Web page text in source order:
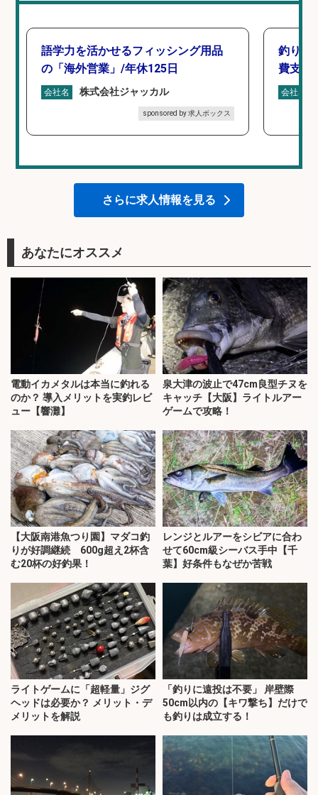
語学力を活かせるフィッシング用品
の「海外営業」/年休125日
会社名 株式会社ジャッカル
sponsored by 求人ボックス
釣り具
費支給
会社名
さらに求人情報を見る
あなたにオススメ
電動イカメタルは本当に釣れる
のか？ 導入メリットを実釣レビ
ュー【響灘】
泉大津の波止で47cm良型チヌを
キャッチ【大阪】ライトルアー
ゲームで攻略！
【大阪南港魚つり園】マダコ釣
りが好調継続 600g超え2杯含
む20杯の好釣果！
レンジとルアーをシビアに合わ
せて60cm級シーバス手中【千
葉】好条件もなぜか苦戦
ライトゲームに「超軽量」ジグ
ヘッドは必要か？ メリット・デ
メリットを解説
「釣りに遠投は不要」 岸壁際
50cm以内の【キワ撃ち】だけで
も釣りは成立する！